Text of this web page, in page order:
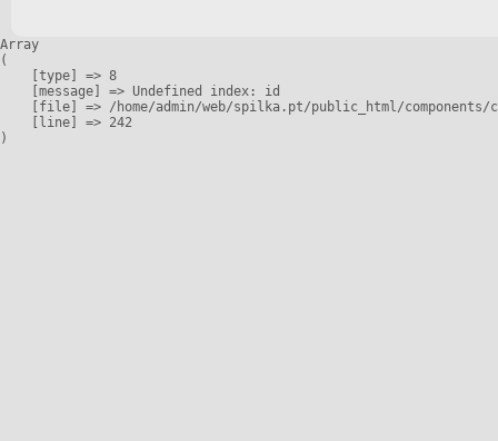
Array
(
    [type] => 8
    [message] => Undefined index: id
[file] => /home/admin/web/spilka.pt/public_html/
    [line] => 242